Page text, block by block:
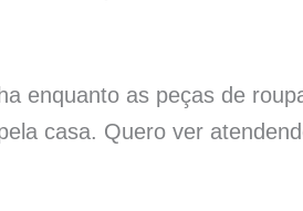
enquanto as peças de
casa. Quero ver